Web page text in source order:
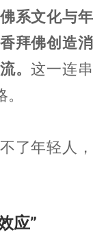
系文化与年
拜佛创造消
。这一连串
了年轻人，
应”